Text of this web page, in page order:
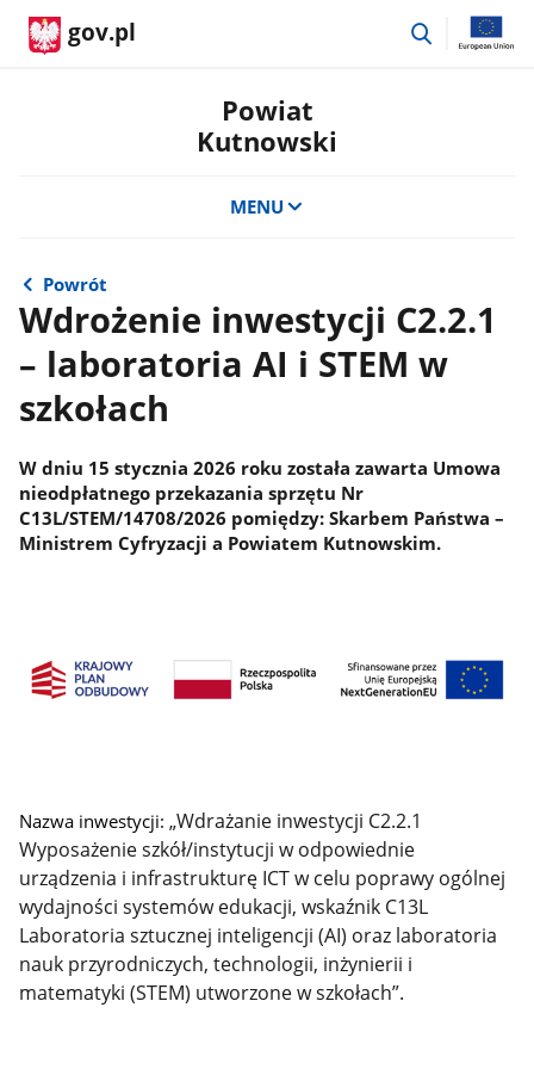
gov.pl
przejdź
Powiat
Kutnowski
MENU
Powrót
Wdrożenie inwestycji C2.2.1
– laboratoria AI i STEM w
szkołach
W dniu 15 stycznia 2026 roku została zawarta Umowa
nieodpłatnego przekazania sprzętu Nr
C13L/STEM/14708/2026 pomiędzy: Skarbem Państwa –
Ministrem Cyfryzacji a Powiatem Kutnowskim.
Nazwa inwestycji: „Wdrażanie inwestycji C2.2.1
Wyposażenie szkół/instytucji w odpowiednie
urządzenia i infrastrukturę ICT w celu poprawy ogólnej
wydajności systemów edukacji, wskaźnik C13L
Laboratoria sztucznej inteligencji (AI) oraz laboratoria
nauk przyrodniczych, technologii, inżynierii i
matematyki (STEM) utworzone w szkołach”.